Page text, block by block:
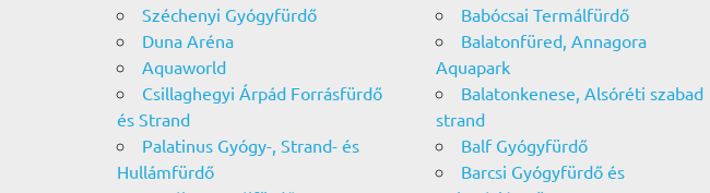
Széchenyi Gyógyfürdő
Duna Aréna
Aquaworld
Csillaghegyi Árpád Forrásfürdő
és Strand
Palatinus Gyógy-, Strand- és
Hullámfürdő
Babócsai Termálfürdő
Balatonfüred, Annagora
Aquapark
Balatonkenese, Alsóréti szabad
strand
Balf Gyógyfürdő
Barcsi Gyógyfürdő és